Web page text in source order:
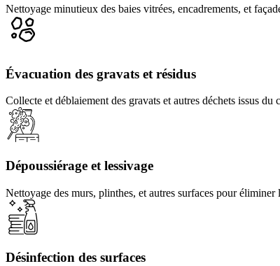
Nettoyage minutieux des baies vitrées, encadrements, et
Évacuation des gravats et résidus
Collecte et déblaiement des gravats et autres déchets issus du
Dépoussiérage et lessivage
Nettoyage des murs, plinthes, et autres surfaces pour
Désinfection des surfaces